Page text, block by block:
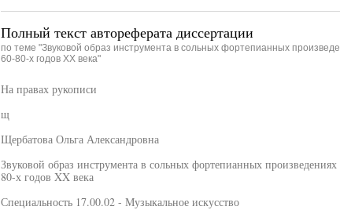
Полный текст автореферата диссертации
по теме "Звуковой образ инструмента в сольных фортепианных
60-80-х годов XX века"
На правах рукописи
щ
Щербатова Ольга Александровна
Звуковой образ инструмента в сольных фортепианных
80-х годов XX века
Специальность 17.00.02 - Музыкальное искусство